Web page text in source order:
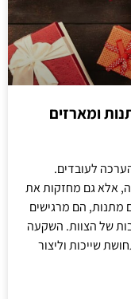
ומארזים
לעובדים.
אלא גם מחזקות את
מתנות, הם מרגישים
של הצוות. השקעה
שייכות וליצור